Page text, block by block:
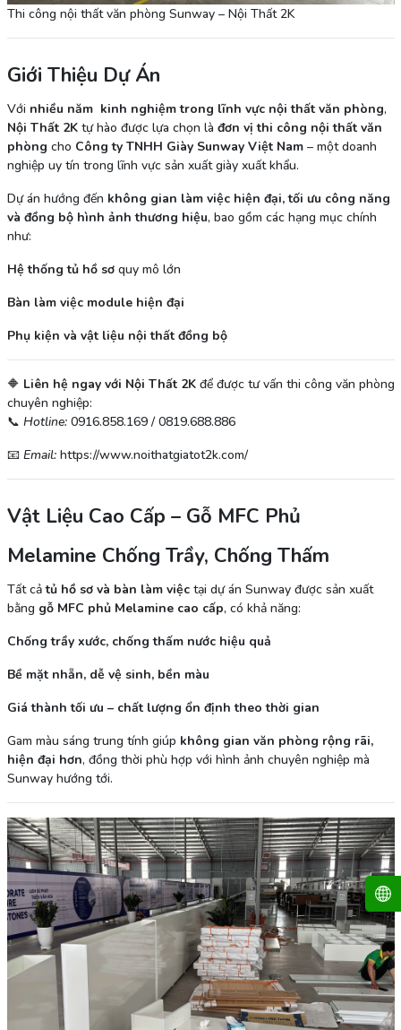
Thi công nội thất văn phòng Sunway – Nội Thất 2K
Giới Thiệu Dự Án
Với nhiều năm kinh nghiệm trong lĩnh vực nội thất văn phòng,
Nội Thất 2Ktự hào được lựa chọn là đơn vị thi công nội thất văn
phòng cho Công ty TNHH Giày Sunway Việt Nam – một doanh
nghiệp uy tín trong lĩnh vực sản xuất giày xuất khẩu.
Dự án hướng đến không gian làm việc hiện đại, tối ưu công năng
và đồng bộ hình ảnh thương hiệu, bao gồm các hạng mục chính
như:
Hệ thống tủ hồ sơquy mô lớn
Bàn làm việc module hiện đại
Phụ kiện và vật liệu nội thất đồng bộ
🔶 Liên hệ ngay với Nội Thất 2Kđể được tư vấn thi công văn phòng
chuyên nghiệp:
📞 Hotline:0916.858.169 / 0819.688.886
📧 Email: https://www.noithatgiatot2k.com/
Vật Liệu Cao Cấp – Gỗ MFC Phủ
Melamine Chống Trầy, Chống Thấm
Tất cảtủ hồ sơ và bàn làm việctại dự án Sunway được sản xuất
bằng gỗ MFC phủ Melamine cao cấp, có khả năng:
Chống trầy xước, chống thấm nước hiệu quả
Bề mặt nhẵn, dễ vệ sinh, bền màu
Giá thành tối ưu – chất lượng ổn định theo thời gian
Gam màu sáng trung tính giúp không gian văn phòng rộng rãi,
hiện đại hơn, đồng thời phù hợp với hình ảnh chuyên nghiệp mà
Sunway hướng tới.